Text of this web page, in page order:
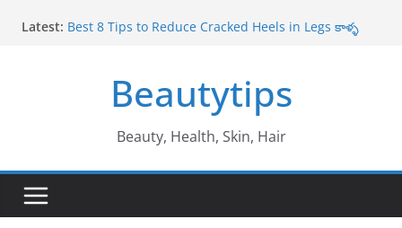
Latest: Best 8 Tips to Reduce Cracked Heels in Legs కాళ్ళ
Amazing Tips to Cure White Hair to Black Hair
Naturally తెల్ల జుట్టు నల్లగా మారాలంటే
Best Amazing Health Benefits of Vavilaku వావిలాకు
ఉపయోగాలు
Beautytips
Beauty, Health, Skin, Hair